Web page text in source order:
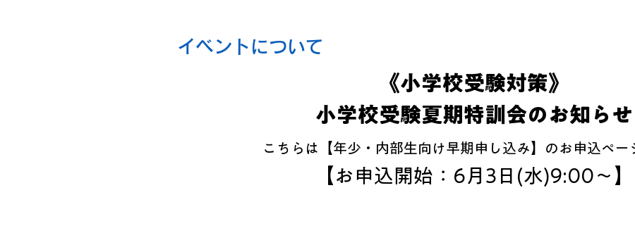
イベントについて
《小学校受験対策》
小学校受験夏期特訓会のお知らせ
こちらは【年少・内部生向け早期申し込み】のお申込ペー
【お申込開始：6月3日(水)9:00～】